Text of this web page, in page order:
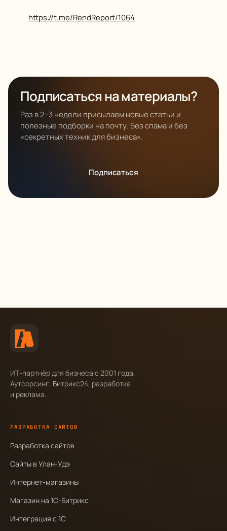
https://t.me/RendReport/1064
Подписаться на материалы?
Раз в 2–3 недели присылаем новые статьи и
полезные подборки на почту. Без спама и без
«секретных техник для бизнеса».
Подписаться
ИТ-партнёр для бизнеса с 2001 года.
Аутсорсинг, Битрикс24, разработка
и реклама.
РАЗРАБОТКА САЙТОВ
Разработка сайтов
Сайты в Улан-Удэ
Интернет-магазины
Магазин на 1С-Битрикс
Интеграция с 1С